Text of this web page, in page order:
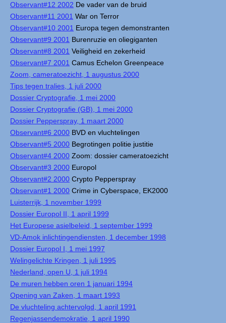
Observant#12 2002 De vader van de bruid
Observant#11 2001 War on Terror
Observant#10 2001 Europa tegen demonstranten
Observant#9 2001 Burenruzie en oliegiganten
Observant#8 2001 Veiligheid en zekerheid
Observant#7 2001 Camus Echelon Greenpeace
Zoom, cameratoezicht, 1 augustus 2000
Tips tegen tralies, 1 juli 2000
Dossier Cryptografie, 1 mei 2000
Dossier Cryptografie (GB), 1 mei 2000
Dossier Pepperspray, 1 maart 2000
Observant#6 2000 BVD en vluchtelingen
Observant#5 2000 Begrotingen politie justitie
Observant#4 2000 Zoom: dossier cameratoezicht
Observant#3 2000 Europol
Observant#2 2000 Crypto Pepperspray
Observant#1 2000 Crime in Cyberspace, EK2000
Luisterrijk, 1 november 1999
Dossier Europol II, 1 april 1999
Het Europese asielbeleid, 1 september 1999
VD-Amok inlichtingendiensten, 1 december 1998
Dossier Europol I, 1 mei 1997
Welingelichte Kringen, 1 juli 1995
Nederland, open U, 1 juli 1994
De muren hebben oren 1 januari 1994
Opening van Zaken, 1 maart 1993
De vluchteling achtervolgd, 1 april 1991
Regenjassendemokratie, 1 april 1990